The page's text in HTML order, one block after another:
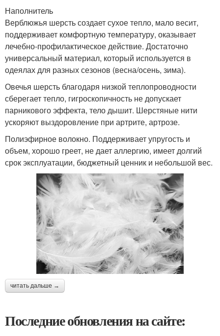
Наполнитель
Верблюжья шерсть создает сухое тепло, мало весит,
поддерживает комфортную температуру, оказывает
лечебно-профилактическое действие. Достаточно
универсальный материал, который используется в
одеялах для разных сезонов (весна/осень, зима).
Овечья шерсть благодаря низкой теплопроводности
сберегает тепло, гигроскопичность не допускает
парникового эффекта, тело дышит. Шерстяные нити
ускоряют выздоровление при артрите, артрозе.
Полиэфирное волокно. Поддерживает упругость и
объем, хорошо греет, не дает аллергию, имеет долгий
срок эксплуатации, бюджетный ценник и небольшой вес.
читать дальше →
Последние обновления на сайте: